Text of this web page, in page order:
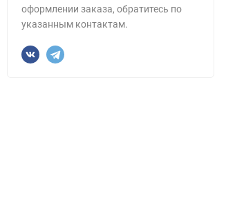
оформлении заказа, обратитесь по
указанным контактам.